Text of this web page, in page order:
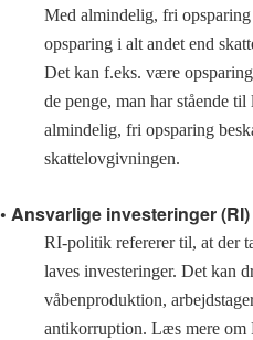
Med almindelig, fri
opsparing i alt andet end
Det kan f.eks. være
de penge, man har stående
almindelig, fri opsparing
skattelovgivningen.
• Ansvarlige investeringer
RI-politik refererer til, at der
laves investeringer. Det kan
våbenproduktion,
antikorruption. Læs mere